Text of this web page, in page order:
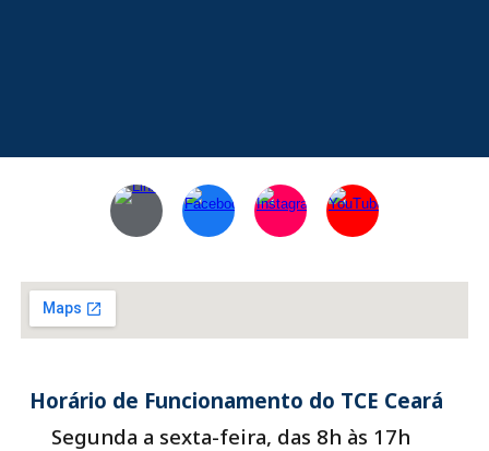
Horário de Funcionamento do TCE Ceará
Segunda a sexta-feira, das 8h às 17h